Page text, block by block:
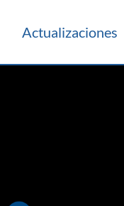
Actualizaciones